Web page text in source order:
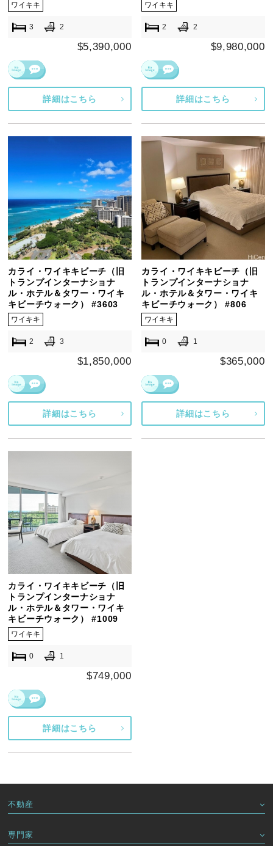
ワイキキ
3 2
$5,390,000
詳細はこちら
ワイキキ
2 2
$9,980,000
詳細はこちら
カライ・ワイキキビーチ（旧
トランプインターナショナ
ル・ホテル＆タワー・ワイキ
キビーチウォーク） #3603
ワイキキ
2 3
$1,850,000
詳細はこちら
カライ・ワイキキビーチ（旧
トランプインターナショナ
ル・ホテル＆タワー・ワイキ
キビーチウォーク） #806
ワイキキ
0 1
$365,000
詳細はこちら
カライ・ワイキキビーチ（旧
トランプインターナショナ
ル・ホテル＆タワー・ワイキ
キビーチウォーク） #1009
ワイキキ
0 1
$749,000
詳細はこちら
不動産
専門家